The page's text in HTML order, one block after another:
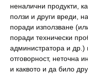
неналични продукти,
ползи и други вреди,
поради използване
поради технически
администратора и
отговорност, неточна
и каквото и да било